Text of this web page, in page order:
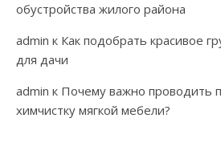
обустройства жилого района
admin к Как подобрать красивое
для дачи
admin к Почему важно проводить
химчистку мягкой мебели?